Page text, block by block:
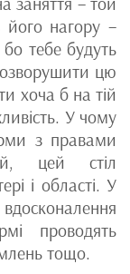
нагору –
тебе будуть
цю
хоча б на тій
У чому
з правами
цей стіл
і області. У
проводять
тощо.